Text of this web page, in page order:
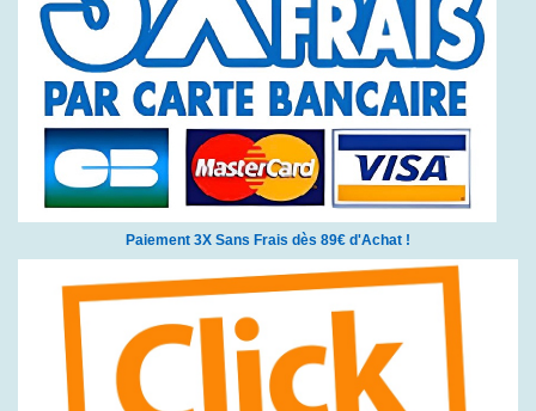
Paiement 3X Sans Frais dès 89€ d'Achat !